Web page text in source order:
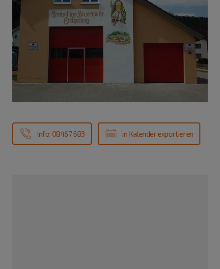
Info: 08467 683 in Kalender exportieren